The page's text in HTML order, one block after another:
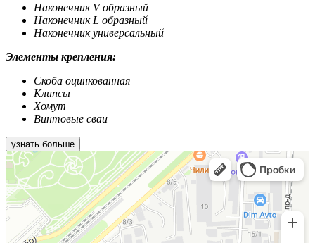
Наконечник V образный
Наконечник L образный
Наконечник универсальный
Элементы крепления:
Скоба оцинкованная
Клипсы
Хомут
Винтовые сваи
узнать больше
МеталлКомплект
Заборы и ограждения в Краснодаре